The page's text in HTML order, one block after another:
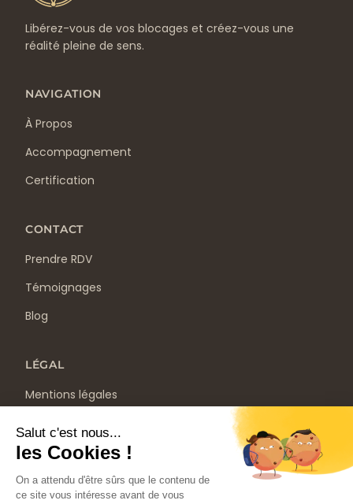
Libérez-vous de vos blocages et créez-vous une
réalité pleine de sens.
NAVIGATION
À Propos
Accompagnement
Certification
CONTACT
Prendre RDV
Témoignages
Blog
LÉGAL
Mentions légales
CGV
Ce site ne fait pas partie du site YouTube™, Google™,